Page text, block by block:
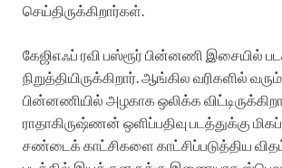
செய்திருக்கிறார்கள்.
கேஜிஎஃப் ரவி பஸ்ரூர் பின்னணி இசையில்
நிறுத்தியிருக்கிறார். ஆங்கில வரிகளில்
பின்னணியில் அழகாக ஒலிக்க
ராதாகிருஷ்ணன் ஒளிப்பதிவு படத்துக்கு
சண்டைக் காட்சிகளை காட்சிப்படுத்திய